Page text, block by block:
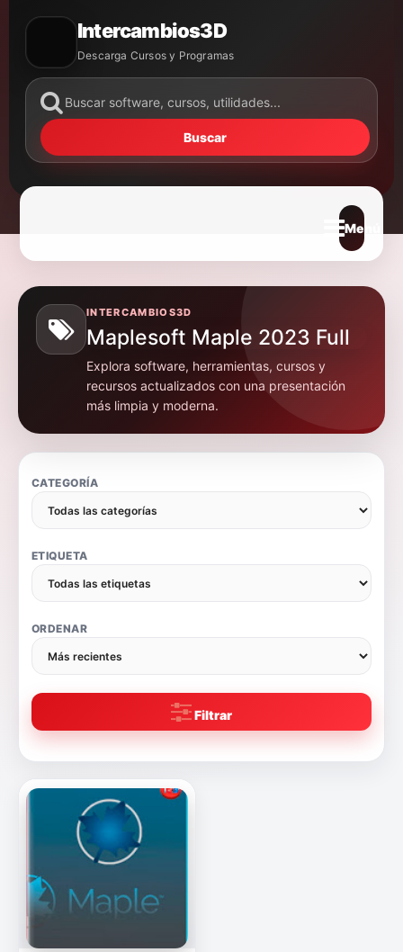
Intercambios3D
Descarga Cursos y Programas
Buscar
Abrir
INTERCAMBIOS3D
Maplesoft Maple 2023 Full
Explora software, herramientas, cursos y
recursos actualizados con una presentación
más limpia y moderna.
CATEGORÍA
ETIQUETA
ORDENAR
Filtrar